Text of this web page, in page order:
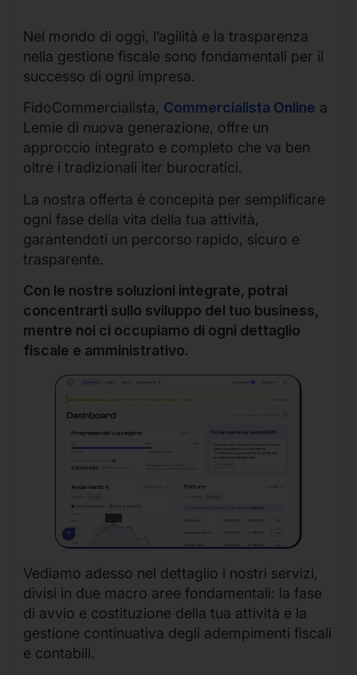
Nel mondo di oggi, l’agilità e la trasparenza
nella gestione fiscale sono fondamentali per il
successo di ogni impresa.
FidoCommercialista, Commercialista Online a
Lemie di nuova generazione, offre un
approccio integrato e completo che va ben
oltre i tradizionali iter burocratici.
La nostra offerta è concepita per semplificare
ogni fase della vita della tua attività,
garantendoti un percorso rapido, sicuro e
trasparente.
Con le nostre soluzioni integrate, potrai
concentrarti sullo sviluppo del tuo business,
mentre noi ci occupiamo di ogni dettaglio
fiscale e amministrativo.
Vediamo adesso nel dettaglio i nostri servizi,
divisi in due macro aree fondamentali: la fase
di avvio e costituzione della tua attività e la
gestione continuativa degli adempimenti fiscali
e contabili.